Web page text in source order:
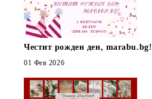
Честит рожден ден, marabu.bg!
01 Фев 2026